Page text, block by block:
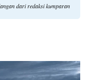
dari redaksi kumparan